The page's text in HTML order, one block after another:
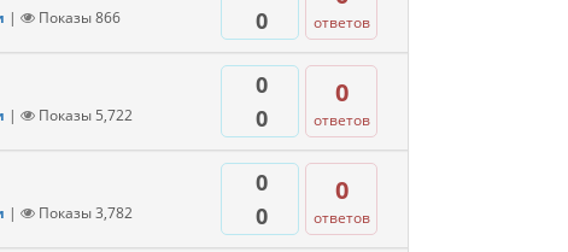
0
ответов
| Показы866
0
0
0
ответов
| Показы 5,722
0
0
0
ответов
| Показы3,782